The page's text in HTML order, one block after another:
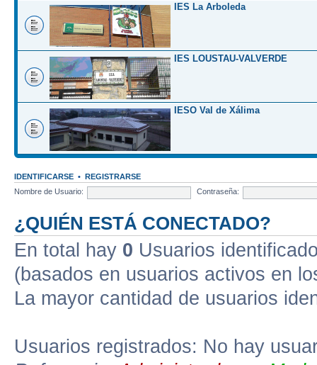
IES La Arboleda
IES LOUSTAU-VALVERDE
IESO Val de Xálima
IDENTIFICARSE • REGISTRARSE
Nombre de Usuario:
Contraseña:
¿QUIÉN ESTÁ CONECTADO?
En total hay 0 Usuarios
(basados en usuarios activos en
La mayor cantidad de usuarios
Usuarios registrados: No hay